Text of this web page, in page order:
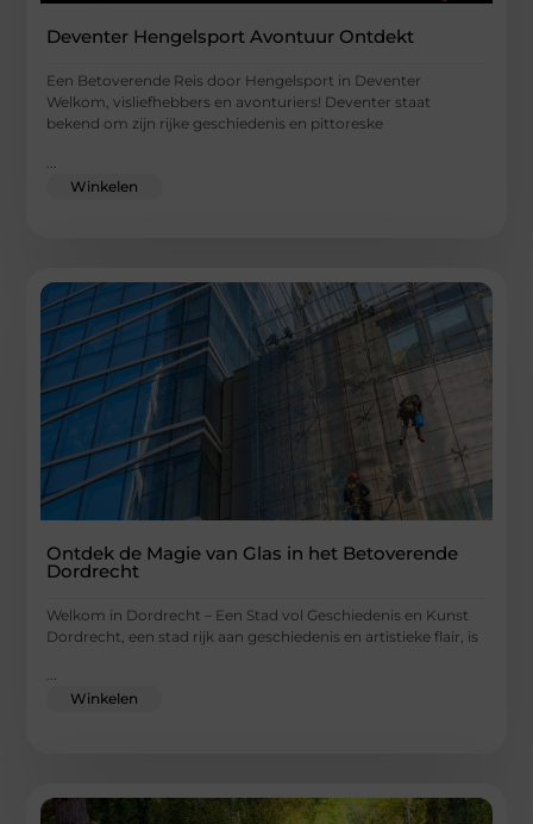
Deventer Hengelsport Avontuur Ontdekt
Een Betoverende Reis door Hengelsport in Deventer
Welkom, visliefhebbers en avonturiers! Deventer staat
bekend om zijn rijke geschiedenis en pittoreske
Winkelen
Ontdek de Magie van Glas in het Betoverende
Dordrecht
Welkom in Dordrecht – Een Stad vol Geschiedenis en Kunst
Dordrecht, een stad rijk aan geschiedenis en artistieke flair, is
...
Winkelen